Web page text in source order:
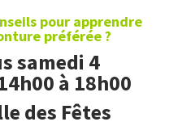
pour apprendre
préférée ?
samedi 4
à 18h00
des Fêtes